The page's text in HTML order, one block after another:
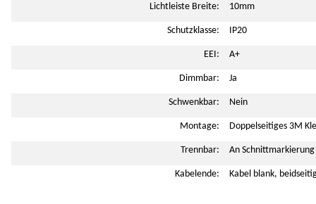
Lichtleiste Breite: 10mm
Schutzklasse: IP20
EEI: A+
Dimmbar: Ja
Schwenkbar: Nein
Montage: Doppelseitiges 3M
Trennbar: An Schnittmarkierung
Kabelende: Kabel blank,